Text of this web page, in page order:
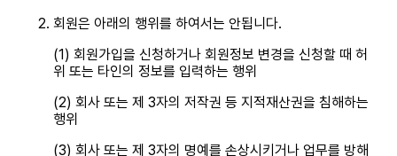
회원은 아래의 행위를 하여서는 안됩니다.
(1) 회원가입을 신청하거나 회원정보 변경을 신청할 때 허
위 또는 타인의 정보를 입력하는 행위
(2) 회사 또는 제 3자의 저작권 등 지적재산권을 침해하는
행위
(3) 회사 또는 제 3자의 명예를 손상시키거나 업무를 방해